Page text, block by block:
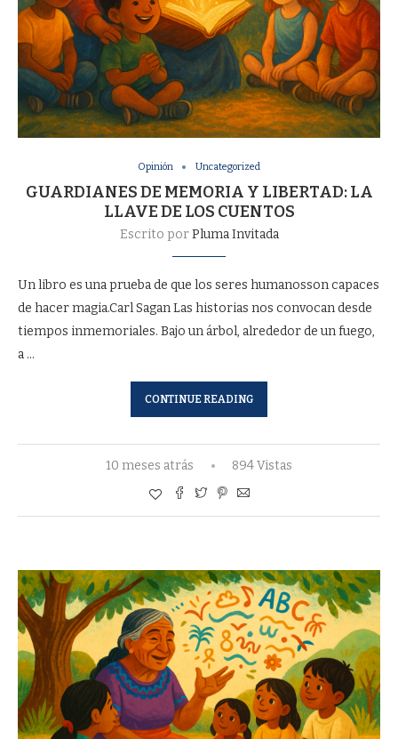
Opinión Uncategorized
GUARDIANES DE MEMORIA Y LIBERTAD: LA
LLAVE DE LOS CUENTOS
Escrito porPluma Invitada
Un libro es una prueba de que los seres humanosson capaces
de hacer magia.Carl Sagan Las historias nos convocan desde
tiempos inmemoriales. Bajo un árbol, alrededor de un fuego,
a …
CONTINUE READING
10 meses atrás 894 Vistas